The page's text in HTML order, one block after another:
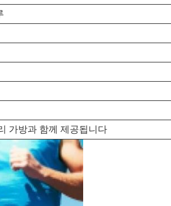
가방과 함께 제공됩니다